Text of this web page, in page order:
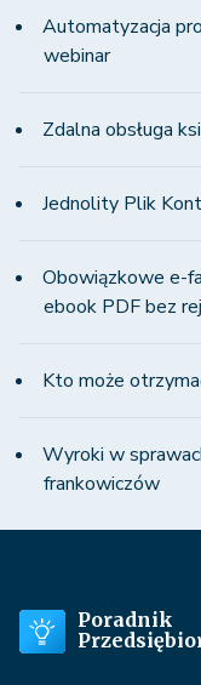
Automatyzacja
webinar
Zdalna obsługa
Jednolity Plik
Obowiązkowe e-
ebook PDF bez
Kto może
Wyroki w
frankowiczów
Poradnik